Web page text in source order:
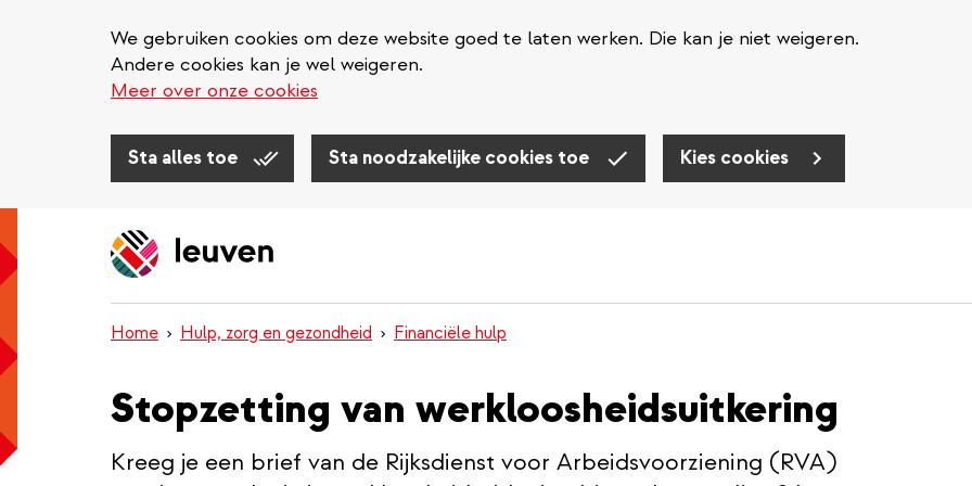
We gebruiken cookies om deze website goed te laten werken. Die kan je niet weigeren.
Andere cookies kan je wel weigeren.
Meer over onze cookies
Sta alles toe Sta noodzakelijke cookies toe Kies cookies
Home Hulp, zorg en gezondheid Financiële hulp
Stopzetting van werkloosheidsuitkering
Kreeg je een brief van de Rijksdienst voor Arbeidsvoorziening (RVA)